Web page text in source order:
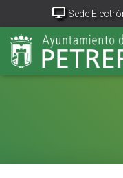
Sede
Portal